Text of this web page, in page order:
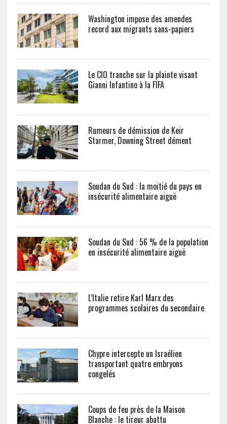
Washington impose des amendes
record aux migrants sans-papiers
Le CIO tranche sur la plainte visant
Gianni Infantino à la FIFA
Rumeurs de démission de Keir
Starmer, Downing Street dément
Soudan du Sud : la moitié du pays en
insécurité alimentaire aiguë
Soudan du Sud : 56 % de la population
en insécurité alimentaire aiguë
L’Italie retire Karl Marx des
programmes scolaires du secondaire
Chypre intercepte un Israélien
transportant quatre embryons
congelés
Coups de feu près de la Maison
Blanche : le tireur abattu